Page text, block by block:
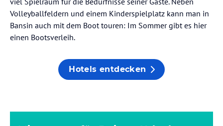
Volleyballfeldern und einem Kinderspielplatz kann man in
Bansin auch mit dem Boot touren: Im Sommer gibt es hier
einen Bootsverleih.
Hotels entdecken